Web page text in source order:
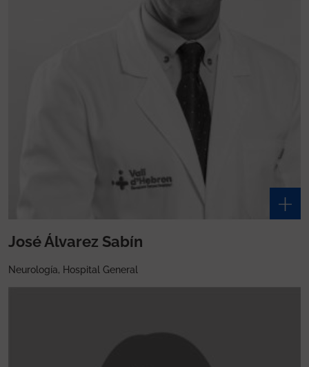
José Álvarez Sabín
Neurología, Hospital General